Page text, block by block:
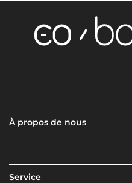
À propos de nous
Service